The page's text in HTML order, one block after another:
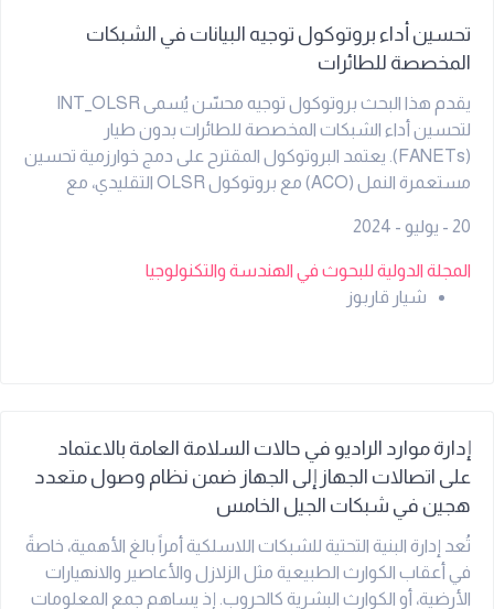
تحسين أداء بروتوكول توجيه البيانات في الشبكات
المخصصة للطائرات
يقدم هذا البحث بروتوكول توجيه محسّن يُسمى INT_OLSR
لتحسين أداء الشبكات المخصصة للطائرات بدون طيار
(FANETs). يعتمد البروتوكول المقترح على دمج خوارزمية تحسين
مستعمرة النمل (ACO) مع بروتوكول OLSR التقليدي، مع
النتائج تحسناً في نسبة تسليم الحزم، والإنتاجية، وتقليل التأخير
مقارنة ببروتوكول OLSR الأساسي.
20 - يوليو - 2024
المجلة الدولية للبحوث في الهندسة والتكنولوجيا
شيار قاربوز
إدارة موارد الراديو في حالات السلامة العامة بالاعتماد
على اتصالات الجهاز إلى الجهاز ضمن نظام وصول متعدد
هجين في شبكات الجيل الخامس
تُعد إدارة البنية التحتية للشبكات اللاسلكية أمراً بالغ الأهمية، خاصةً
في أعقاب الكوارث الطبيعية مثل الزلازل والأعاصير والانهيارات
الأرضية، أو الكوارث البشرية كالحروب. إذ يساهم جمع المعلومات